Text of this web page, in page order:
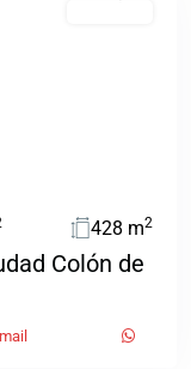
428 m2
Colón de